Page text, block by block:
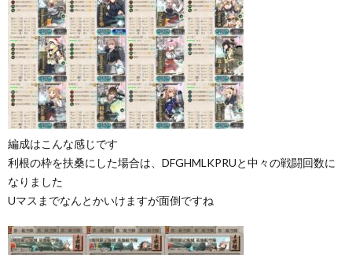
編成はこんな感じです
利根の枠を扶桑にした場合は、DFGHMLKPRUと中々の戦闘回数に
なりました
Uマスまでなんとかいけますが面倒ですね